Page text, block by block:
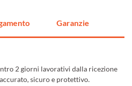
Garanzie
2 giorni lavorativi dalla ricezione
sicuro e protettivo.